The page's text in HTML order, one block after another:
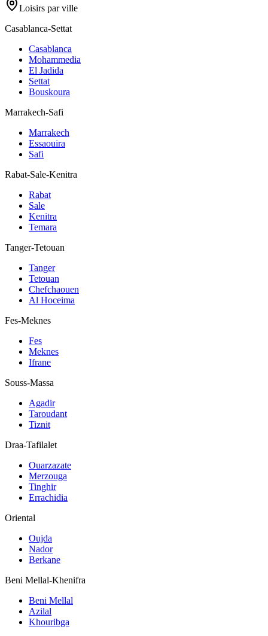
Loisirs par ville
Casablanca-Settat
Casablanca
Mohammedia
El Jadida
Settat
Bouskoura
Marrakech-Safi
Marrakech
Essaouira
Safi
Rabat-Sale-Kenitra
Rabat
Sale
Kenitra
Temara
Tanger-Tetouan
Tanger
Tetouan
Chefchaouen
Al Hoceima
Fes-Meknes
Fes
Meknes
Ifrane
Souss-Massa
Agadir
Taroudant
Tiznit
Draa-Tafilalet
Ouarzazate
Merzouga
Tinghir
Errachidia
Oriental
Oujda
Nador
Berkane
Beni Mellal-Khenifra
Beni Mellal
Azilal
Khouribga